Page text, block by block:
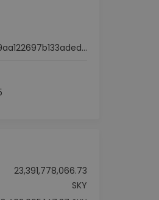
0x56072c95faa701256059aa122697b133aded9279
23,391,778,066.73
SKY